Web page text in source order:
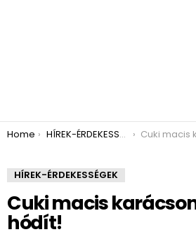
You are here:
Home HÍREK-ÉRDEKESSÉGEK Cuki macis karácsonyi
HÍREK-ÉRDEKESSÉGEK
Cuki macis
hódít!